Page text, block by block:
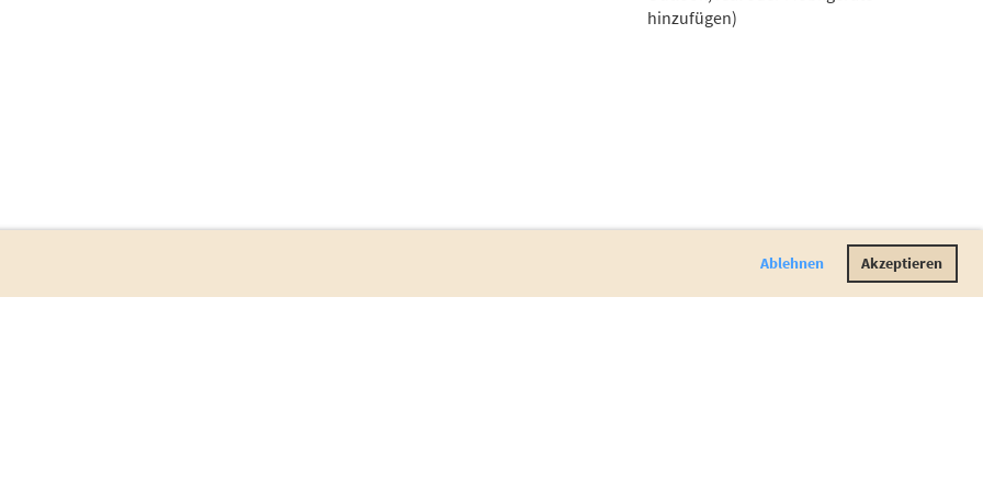
Ablehnen Akzeptieren
hinzufügen)